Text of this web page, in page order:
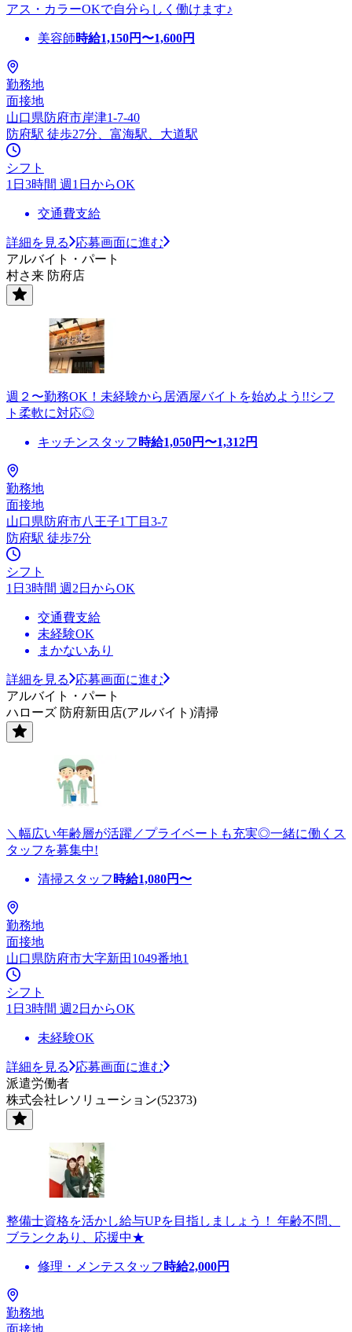
アス・カラーOKで自分らしく働けます♪
美容師時給1,150円〜1,600円
勤務地
面接地
山口県防府市岸津1-7-40
防府駅 徒歩27分、富海駅、大道駅
シフト
1日3時間 週1日からOK
交通費支給
詳細を見る
応募画面に進む
アルバイト・パート
村さ来 防府店
週２〜勤務OK！未経験から居酒屋バイトを始めよう!!シフ
ト柔軟に対応◎
キッチンスタッフ 時給1,050円〜1,312円
勤務地
面接地
山口県防府市八王子1丁目3-7
防府駅 徒歩7分
シフト
1日3時間 週2日からOK
交通費支給
未経験OK
まかないあり
詳細を見る
応募画面に進む
アルバイト・パート
ハローズ 防府新田店(アルバイト)清掃
＼幅広い年齢層が活躍／プライベートも充実◎一緒に働くス
タッフを募集中!
清掃スタッフ 時給1,080円〜
勤務地
面接地
山口県防府市大字新田1049番地1
シフト
1日3時間 週2日からOK
未経験OK
詳細を見る
応募画面に進む
派遣労働者
株式会社レソリューション(52373)
整備士資格を活かし給与UPを目指しましょう！ 年齢不問、
ブランクあり、応援中★
修理・メンテスタッフ 時給2,000円
勤務地
面接地